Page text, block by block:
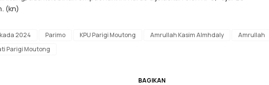
(kn)
2024 Parimo KPU Parigi Moutong Amrullah Kasim Almhdaly
Amrullah
Parigi Moutong
BAGIKAN